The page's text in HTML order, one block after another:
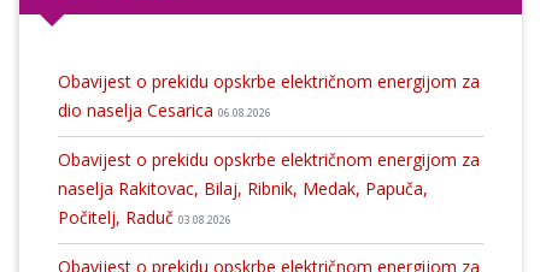
Obavijest o prekidu opskrbe električnom energijom za
dio naselja Cesarica 06.08.2026
Obavijest o prekidu opskrbe električnom energijom za
naselja Rakitovac, Bilaj, Ribnik, Medak, Papuča,
Počitelj, Raduč 03.08.2026
Obavijest o prekidu opskrbe električnom energijom za